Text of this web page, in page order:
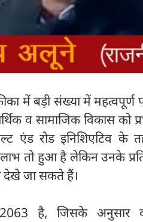
में बड़ी संख्या में महत्वपूर्ण
व सामाजिक विकास को
एंड रोड इनिशिएटिव के
तो हुआ है लेकिन उनके
देखे जा सकते हैं।
है, जिसके अनुसार